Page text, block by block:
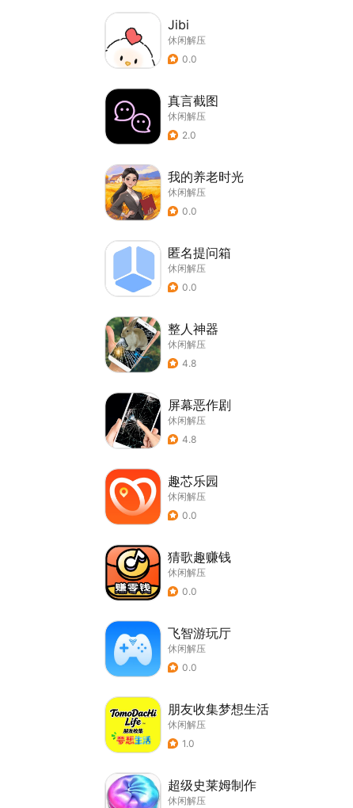
Jibi
休闲解压
0.0
真言截图
休闲解压
2.0
我的养老时光
休闲解压
0.0
匿名提问箱
休闲解压
0.0
整人神器
休闲解压
4.8
屏幕恶作剧
休闲解压
4.8
趣芯乐园
休闲解压
0.0
猜歌趣赚钱
休闲解压
0.0
飞智游玩厅
休闲解压
0.0
朋友收集梦想生活
休闲解压
1.0
超级史莱姆制作
休闲解压